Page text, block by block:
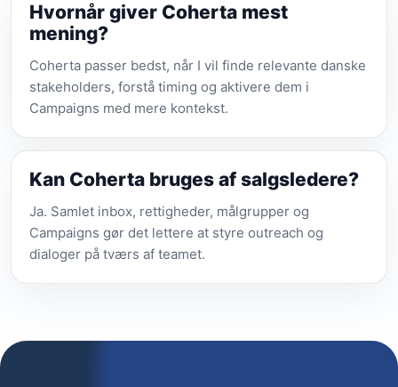
Hvornår giver Coherta mest
mening?
Coherta passer bedst, når I vil finde relevante danske
stakeholders, forstå timing og aktivere dem i
Campaigns med mere kontekst.
Kan Coherta bruges af salgsledere?
Ja. Samlet inbox, rettigheder, målgrupper og
Campaigns gør det lettere at styre outreach og
dialoger på tværs af teamet.